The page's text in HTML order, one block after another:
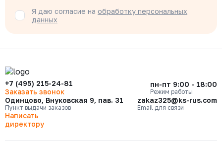
Я даю согласие на обработку персональных
данных
+7 (495) 215-24-81
Заказать звонок
пн-пт 9:00 - 18:00
Режим работы
Одинцово, Внуковская 9, пав. 31
Пункт выдачи заказов
zakaz325@ks-rus.com
Email для связи
Написать
директору